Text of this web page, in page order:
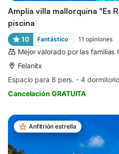
Amplia villa mallorquina "Es
piscina
10 Fantástico 11 opiniones
Mejor valorado por las familias
Felanitx
Espacio para 8 pers.
4
Cancelación GRATUITA
Anfitrión estrella